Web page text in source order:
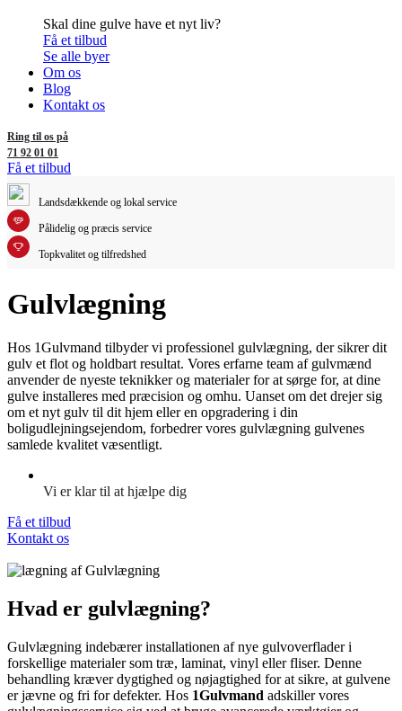
Skal dine gulve have et nyt liv?
Få et tilbud
Se alle byer
Om os
Blog
Kontakt os
Ring til os på
71 92 01 01
Få et tilbud
Landsdækkende og lokal service
Pålidelig og præcis service
Topkvalitet og tilfredshed
Gulvlægning
Hos 1Gulvmand tilbyder vi professionel gulvlægning, der sikrer dit
gulv et flot og holdbart resultat. Vores erfarne team af gulvmænd
anvender de nyeste teknikker og materialer for at sørge for, at dine
gulve installeres med præcision og omhu. Uanset om det drejer sig
om et nyt gulv til dit hjem eller en opgradering i din
boligudlejningsejendom, forbedrer vores gulvlægning gulvenes
samlede kvalitet væsentligt.
Vi er klar til at hjælpe dig
Få et tilbud
Kontakt os
Hvad er gulvlægning?
Gulvlægning indebærer installationen af nye gulvoverflader i
forskellige materialer som træ, laminat, vinyl eller fliser. Denne
behandling kræver dygtighed og nøjagtighed for at sikre, at gulvene
er jævne og fri for defekter. Hos 1Gulvmand adskiller vores